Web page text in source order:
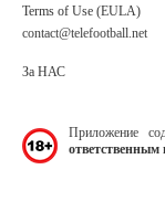
Terms of Use (EULA)
contact@telefootball.net
За НАС
Приложение